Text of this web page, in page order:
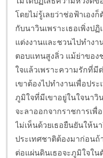
โดยไม่รู้เลยว่าช่อฟ้าเอง
กับนาวินเพราะเธอเพิ่งป
แต่งงานและชวนไปทำงา
ตอบแทนสูงลิ่ว แม้ย่าขอ
ใจแล้วเพราะความรักที่มี
เขาต้องไปทำงานเพื่อปร
ภูมิใจที่มีเขาอยู่ในใจนา
จะลาออกจากราชการเพื่
ไม่เห็นด้วยเธอยืนยันให้
ประเทศชาติต้องมาก่อน
ต่อแผ่นดินเธอจะภูมิใจใน